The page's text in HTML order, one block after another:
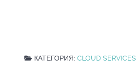
КАТЕГОРИЯ: CLOUD SERVICES